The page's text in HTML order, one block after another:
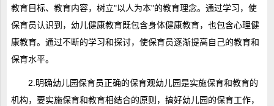
教育目标、教育内容，树立"以人为本"的教育理念。通过学习，使
保育员认识到，幼儿健康教育既包含身体健康教育，也包含心理健
康教育。通过不断的学习和探讨，使保育员逐渐提高自己的教育和
保育水平。
2.明确幼儿园保育员正确的保育观幼儿园是实施保育和教育的
机构，要实施保育和教育相结合的原则，搞好幼儿园的保育工作，